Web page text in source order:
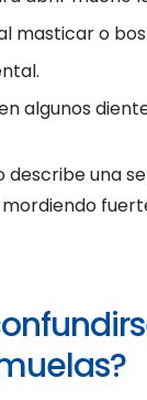
masticar o
algunos
describe una